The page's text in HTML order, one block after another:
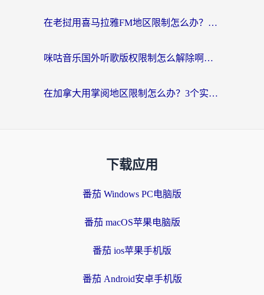
在老挝用喜马拉雅FM地区限制怎么办？海外党亲测有效的回国加速方案
咪咕音乐国外听歌版权限制怎么解除啊？海外党亲测有效的回国加速方案
在加拿大用掌阅地区限制怎么办？3个实用技巧帮你轻松解决（附海外华人必备工具）
下载应用
番茄 Windows PC电脑版
番茄 macOS苹果电脑版
番茄 ios苹果手机版
番茄 Android安卓手机版